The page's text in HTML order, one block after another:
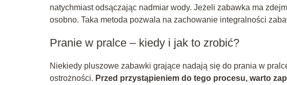
natychmiast odsączając nadmiar wody. Jeżeli zabawka ma
osobno. Taka metoda pozwala na zachowanie integralności
Pranie w pralce – kiedy i jak to zrobić?
Niekiedy pluszowe zabawki grające nadają się do prania w
ostrożności. Przed przystąpieniem do tego procesu, warto